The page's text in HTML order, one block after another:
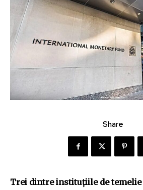
Share
Trei dintre instituţiile de